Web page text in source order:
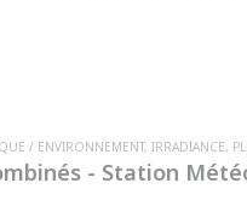
/ ENVIRONNEMENT, IRRADIANCE,
- Station